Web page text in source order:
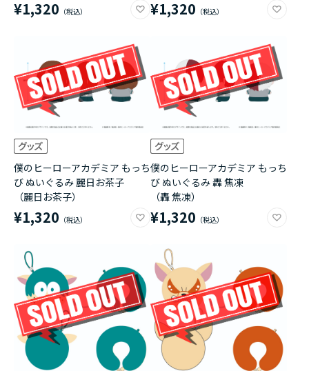
¥1,320 ¥1,320
僕のヒーローアカデミア もっち
び ぬいぐるみ 麗日お茶子
（麗日お茶子）
¥1,320
僕のヒーローアカデミア もっち
び ぬいぐるみ 轟 焦凍
（轟 焦凍）
¥1,320